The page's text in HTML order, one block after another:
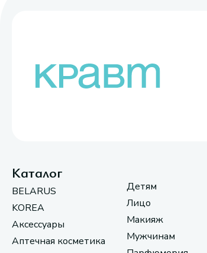
Каталог
BELARUS
KOREA
Аксессуары
Аптечная косметика
Детям
Лицо
Макияж
Мужчинам